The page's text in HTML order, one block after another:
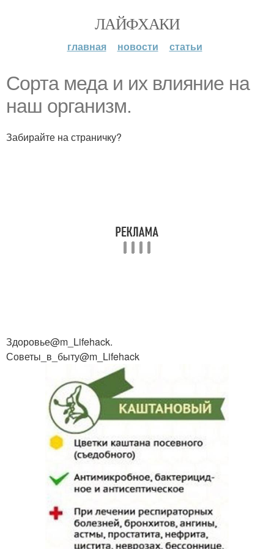
ЛАЙФХАКИ
главная новости статьи
Сорта меда и их влияние на
наш организм.
Забирайте на страничку?
Здоровье@m_Lifehack.
Советы_в_быту@m_Lifehack